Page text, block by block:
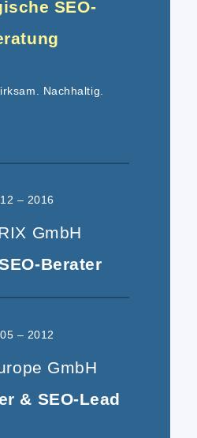
SEO-
Nachhaltig.
– 2016
GmbH
Berater
– 2012
GmbH
& SEO-Lead